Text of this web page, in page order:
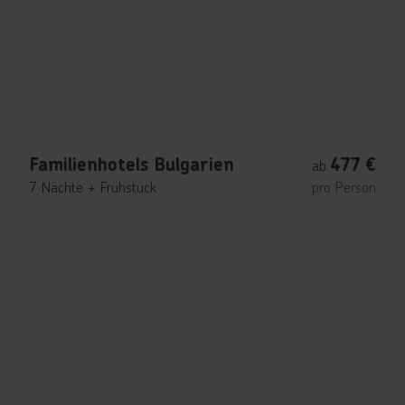
Familienhotels Bulgarien
7 Nächte + Frühstück
ab 477 €
pro Person